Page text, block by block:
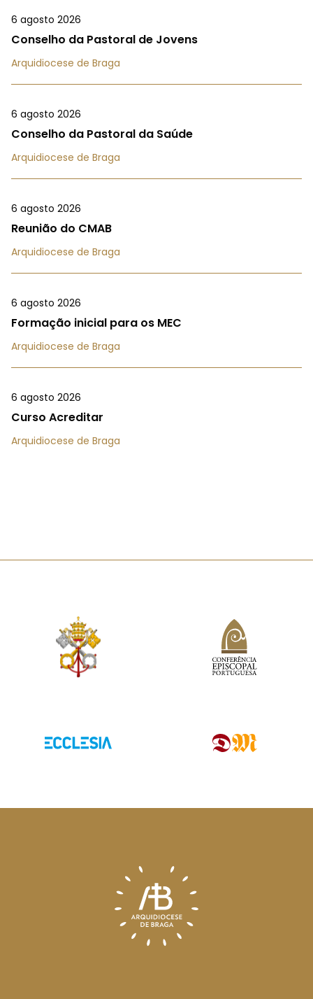
6 agosto 2026
Conselho da Pastoral de Jovens
Arquidiocese de Braga
6 agosto 2026
Conselho da Pastoral da Saúde
Arquidiocese de Braga
6 agosto 2026
Reunião do CMAB
Arquidiocese de Braga
6 agosto 2026
Formação inicial para os MEC
Arquidiocese de Braga
6 agosto 2026
Curso Acreditar
Arquidiocese de Braga